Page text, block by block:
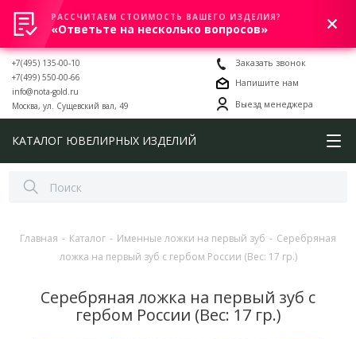
0
+7(495) 135-00-10
+7(499) 550-00-66
info@nota-gold.ru
Москва, ул. Сущевский вал, 49
Заказать звонок
Напишите нам
Выезд менеджера
КАТАЛОГ ЮВЕЛИРНЫХ ИЗДЕЛИЙ
Главная - Каталог - Именные ложки на первый зуб - Серебряная
ложка на первый зуб с гербом России (Вес: 17 гр.)
Серебряная ложка на первый зуб с
гербом России (Вес: 17 гр.)
РАССЧИТАЕМ СТОИМОСТЬ ВАШЕГО ИЗДЕЛИЯ?
«Ответьте на несколько вопросов»